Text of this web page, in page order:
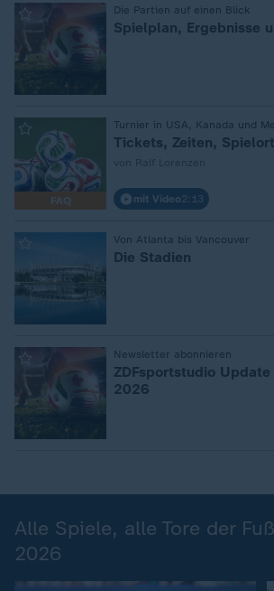
Die Partien auf einen Blick
Spielplan, Ergebnisse
FAQ
Turnier in USA, Kanada und
Tickets, Zeiten,
mit Video2:13
Von Atlanta bis Vancouver
Die Stadien
Newsletter abonnieren
ZDFsportstudio
2026
Alle Spiele, alle Tore der
2026